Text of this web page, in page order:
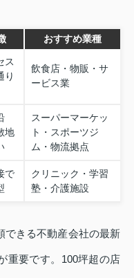
おすすめ業種
ス
り
飲食店・物販・サ
ービス業
地
スーパーマーケッ
ト・スポーツジ
ム・物流拠点
で
クリニック・学習
塾・介護施設
できる不動産会社の最新
重要です。100坪超の店